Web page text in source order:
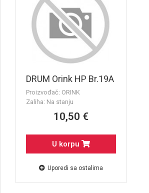
DRUM Orink HP Br.19A
Proizvođač: ORINK
Zaliha: Na stanju
10,50 €
U korpu
Uporedi sa ostalima